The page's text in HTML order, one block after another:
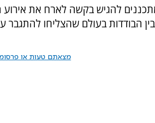
להגיש בקשה לארח את אירוע
הבודדות בעולם שהצליחו
מצאתם טעות או